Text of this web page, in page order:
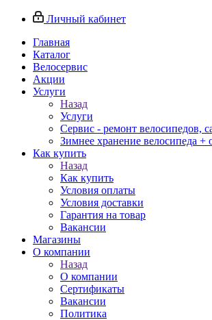
Личный кабинет
Главная
Каталог
Велосервис
Акции
Услуги
Назад
Услуги
Сервис - ремонт велосипедов,
Зимнее хранение велосипеда +
Как купить
Назад
Как купить
Условия оплаты
Условия доставки
Гарантия на товар
Вакансии
Магазины
О компании
Назад
О компании
Сертификаты
Вакансии
Политика